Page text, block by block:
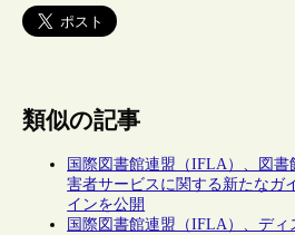
類似の記事
国際図書館連盟（IFLA）、図書
害者サービスに関する新たなガ
インを公開
国際図書館連盟（IFLA）、ディ